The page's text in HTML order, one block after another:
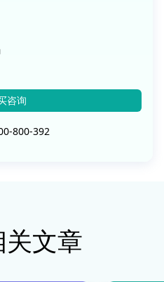
咨询
800-392
文章